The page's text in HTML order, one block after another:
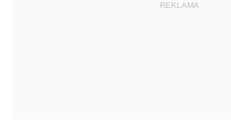
REKLAMA